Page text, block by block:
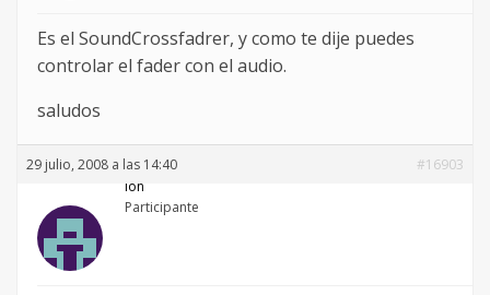
Es el SoundCrossfadrer, y como te dije puedes
controlar el fader con el audio.
saludos
29 julio, 2008 a las 14:40
#16903
ion
Participante